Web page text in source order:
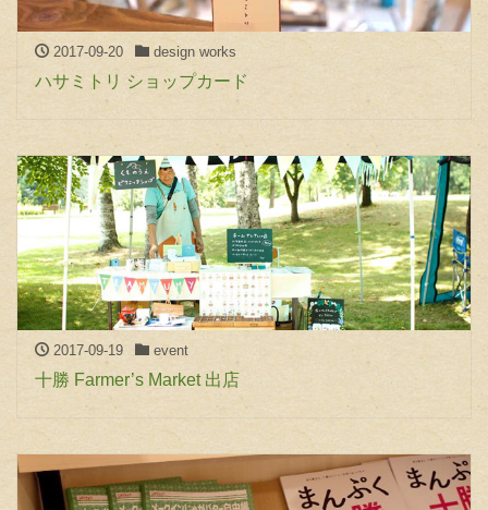
2017-09-20 design works
ハサミトリ ショップカード
2017-09-19 event
十勝 Farmer’s Market 出店